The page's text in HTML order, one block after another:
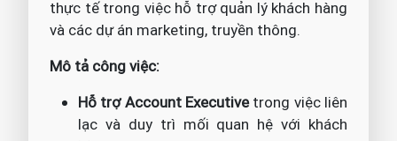
thực tế trong việc hỗ trợ quản lý khách hàng
và các dự án marketing, truyền thông.
Mô tả công việc:
Hỗ trợ Account Executivetrong việc liên
lạc và duy trì mối quan hệ với khách